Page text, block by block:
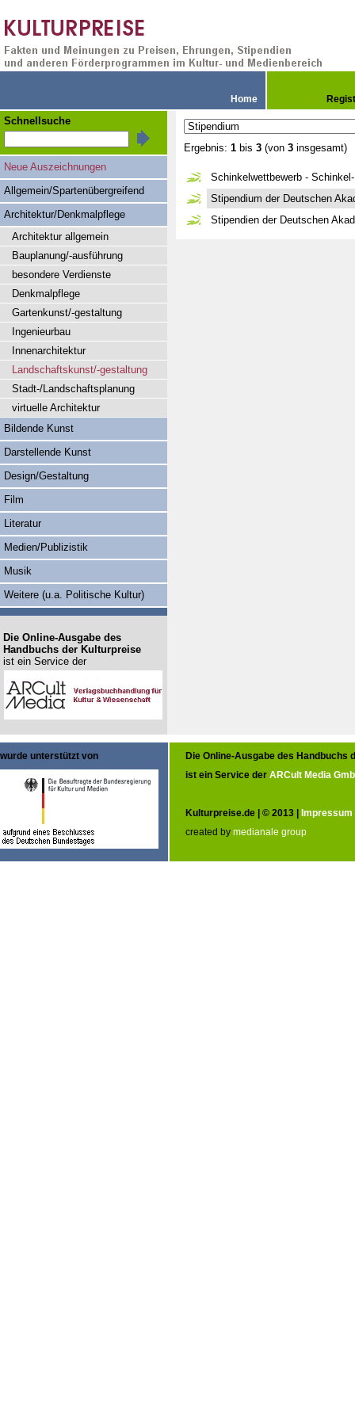
Home
Ergebnis: 1 bis 3 (von 3 insgesamt)
Schinkelwettbewerb -
Stipendium der Deutschen
Stipendien der Deutschen
Schnellsuche
Neue Auszeichnungen
Allgemein/Spartenübergreifend
Architektur/Denkmalpflege
Architektur allgemein
Bauplanung/-ausführung
besondere Verdienste
Denkmalpflege
Gartenkunst/-gestaltung
Ingenieurbau
Innenarchitektur
Landschaftskunst/-gestaltung
Stadt-/Landschaftsplanung
virtuelle Architektur
Bildende Kunst
Darstellende Kunst
Design/Gestaltung
Film
Literatur
Medien/Publizistik
Musik
Weitere (u.a. Politische Kultur)
Die Online-Ausgabe des
Handbuchs der Kulturpreise
ist ein Service der
wurde unterstützt von
Die Online-Ausgabe des Handbuchs
ist ein Service der ARCult Media
Kulturpreise.de | © 2013 | Impressum
created by medianale group